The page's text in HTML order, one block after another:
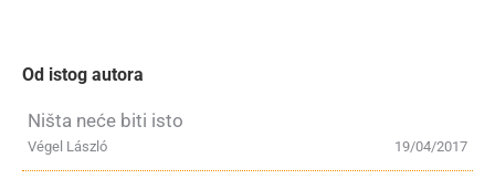
Od istog autora
Ništa neće biti isto
19/04/2017
Végel László